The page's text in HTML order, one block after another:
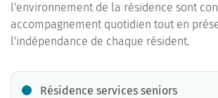
l'environnement de la résidence sont
accompagnement quotidien tout en
l'indépendance de chaque résident.
Résidence services seniors